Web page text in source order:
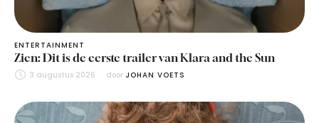
ENTERTAINMENT
Zien: Dit is de eerste trailer van Klara and the Sun
3 augustus 2026 door JOHAN VOETS